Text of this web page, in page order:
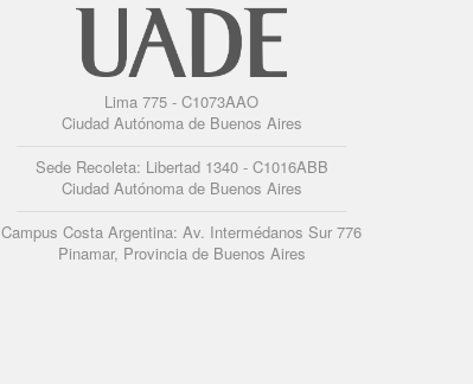
Lima 775 - C1073AAO
Ciudad Autónoma de Buenos Aires
Sede Recoleta: Libertad 1340 - C1016ABB
Ciudad Autónoma de Buenos Aires
Campus Costa Argentina: Av. Intermédanos Sur 776
Pinamar, Provincia de Buenos Aires